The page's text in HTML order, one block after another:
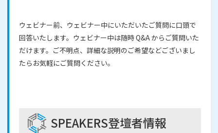
ウェビナー前、ウェビナー中にいただいたご質問に口頭で
回答いたします。ウェビナー中は随時 Q&A からご質問いた
だけます。ご不明点、詳細な説明のご希望などございまし
たらお気軽にご質問ください。
SPEAKERS登壇者情報